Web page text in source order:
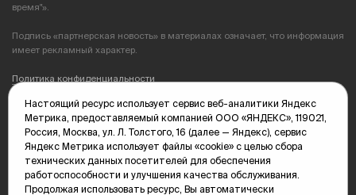
время"».
Подпись «партнерская новость» в материалах означает, что информация
имеет рекламный характер.
Политика конфиденциальности
Редакция: 625035, Тюмень, пр. Геологоразведчиков, 28А
(3452) 68-89-05
edit@vsluh.ru
Главный редактор: Панкина Т.Ю.
kika@vsluh.ru
Настоящий ресурс использует сервис веб-аналитики Яндекс
Метрика, предоставляемый компанией ООО «ЯНДЕКС», 119021,
Россия, Москва, ул. Л. Толстого, 16 (далее — Яндекс), сервис
Яндекс Метрика использует файлы «cookie» с целью сбора
технических данных посетителей для обеспечения
работоспособности и улучшения качества обслуживания.
Продолжая использовать ресурс, Вы автоматически